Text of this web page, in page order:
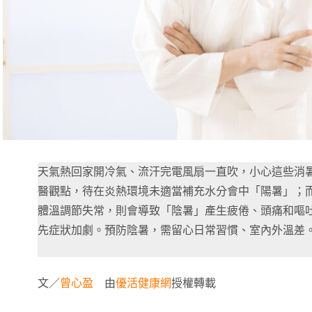
天氣熱回家開冷氣、流汗完電風扇一直吹，小心這些消
醫觀點，待在炎熱環境未適當補充水分會中「陽暑」；
體溫調節失常，則會導致「陰暑」產生疲倦、頭痛和嘔
先症狀加劇。預防陰暑，需留心日常習慣、室內外溫差
文／曾心盈 由優活健康網授權轉載